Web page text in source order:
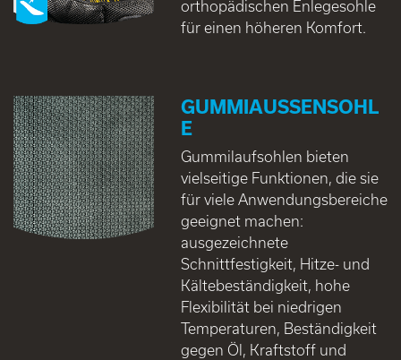
orthopädischen Enlegesohle
für einen höheren Komfort.
GUMMIAUSSENSOHLE
Gummilaufsohlen bieten
vielseitige Funktionen, die sie
für viele Anwendungsbereiche
geeignet machen:
ausgezeichnete
Schnittfestigkeit, Hitze- und
Kältebeständigkeit, hohe
Flexibilität bei niedrigen
Temperaturen, Beständigkeit
gegen Öl, Kraftstoff und